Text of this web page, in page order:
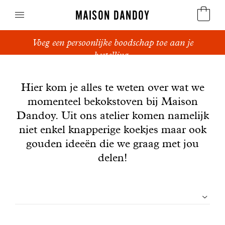
MAISON DANDOY
Speculoos
Suikerbrood en peperkoek
Cakes
Snoepgoed
Voeg een persoonlijke boodschap toe aan je
bestelling.
Hier kom je alles te weten over wat we
momenteel bekokstoven bij Maison
Dandoy. Uit ons atelier komen namelijk
niet enkel knapperige koekjes maar ook
gouden ideeën die we graag met jou
delen!